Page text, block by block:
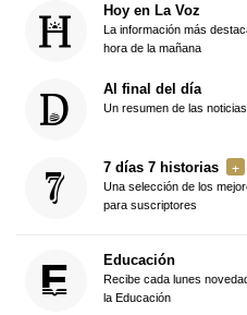
Hoy en La Voz
La información más
hora de la mañana
Al final del día
Un resumen de las
7 días 7 historias
Una selección de los
para suscriptores
Educación
Recibe cada lunes
la Educación